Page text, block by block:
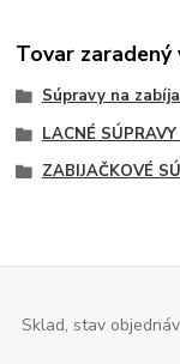
Tovar
Súpravy na
LACNÉ
ZABIJAČKOVÉ
Sklad, stav